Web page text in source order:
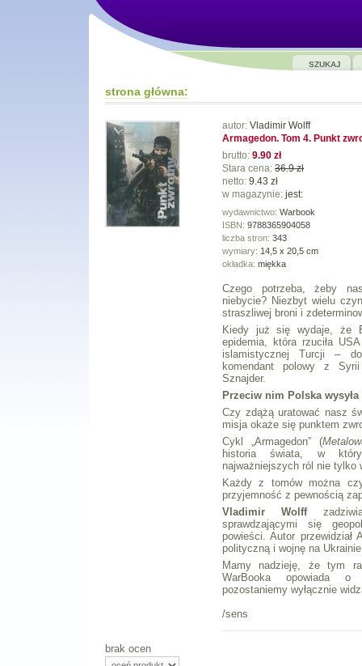
SZUKAJ
strona główna:
autor: Vladimir Wolff
Armagedon. Tom 4. Punkt
brutto: 9.90 zł
Stara cena: 36.9 zł
netto: 9.43 zł
w magazynie: jest:
wydawnictwo: Warbook
ISBN: 9788365904058
liczba stron: 343
wymiary: 14,5 x 20,5 cm
okładka: miękka
Czego potrzeba, żeby
niebycie? Niezbyt wielu
straszliwej broni i
Kiedy już się wydaje, że
epidemia, która rzuciła
islamistycznej Turcji –
komendant polowy z
Sznajder.
Przeciw nim Polska
Czy zdążą uratować nasz
misja okaże się punktem
Cykl „Armagedon” (
historia świata, w
najważniejszych ról nie tylko
Każdy z tomów można
przyjemność z pewnością
Vladimir Wolff
sprawdzającymi się
powieści. Autor przewidział
polityczną i wojnę na
Mamy nadzieję, że tym
WarBooka opowiada o
pozostaniemy wyłącznie
/sens
brak ocen